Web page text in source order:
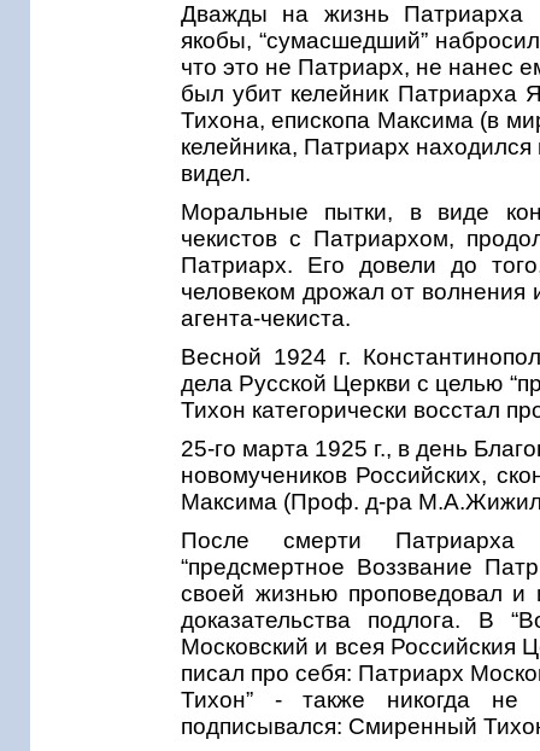
Дважды на жизнь Патриарха
якобы, “сумасшедший”
что это не Патриарх, не нанес
был убит келейник Патриарха
Тихона, епископа Максима (в
келейника, Патриарх
видел.
Моральные пытки, в виде
чекистов с Патриархом,
Патриарх. Его довели до
человеком дрожал от волнения
агента-чекиста.
Весной 1924 г.
дела Русской Церкви с целью
Тихон категорически восстал
25-го марта 1925 г., в день
новомучеников Российских,
Максима (Проф. д-ра
После смерти Патриарха
“предсмертное Воззвание
своей жизнью проповедовал и
доказательства подлога. В
Московский и всея Российския
писал про себя: Патриарх
Тихон” - также никогда не
подписывался: Смиренный